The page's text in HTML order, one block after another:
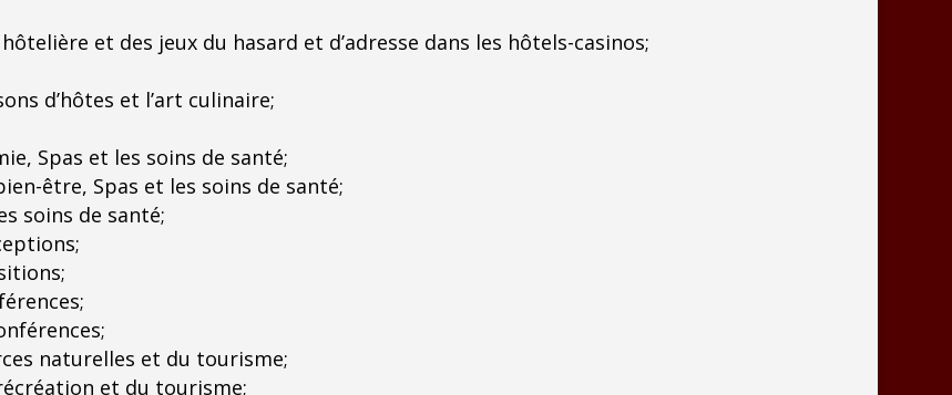
et des jeux du hasard et d’adresse dans les hôtels-casinos;
d’hôtes et l’art culinaire;
Spas et les soins de santé;
être, Spas et les soins de santé;
soins de santé;
naturelles et du tourisme;
et du tourisme;